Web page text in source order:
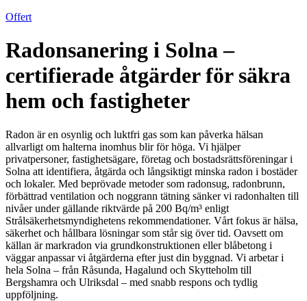
Offert
Radonsanering i Solna –
certifierade åtgärder för säkra
hem och fastigheter
Radon är en osynlig och luktfri gas som kan påverka hälsan
allvarligt om halterna inomhus blir för höga. Vi hjälper
privatpersoner, fastighetsägare, företag och bostadsrättsföreningar i
Solna att identifiera, åtgärda och långsiktigt minska radon i bostäder
och lokaler. Med beprövade metoder som radonsug, radonbrunn,
förbättrad ventilation och noggrann tätning sänker vi radonhalten till
nivåer under gällande riktvärde på 200 Bq/m³ enligt
Strålsäkerhetsmyndighetens rekommendationer. Vårt fokus är hälsa,
säkerhet och hållbara lösningar som står sig över tid. Oavsett om
källan är markradon via grundkonstruktionen eller blåbetong i
väggar anpassar vi åtgärderna efter just din byggnad. Vi arbetar i
hela Solna – från Råsunda, Hagalund och Skytteholm till
Bergshamra och Ulriksdal – med snabb respons och tydlig
uppföljning.